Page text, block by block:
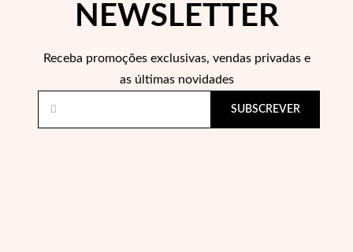
NEWSLETTER
Receba promoções exclusivas, vendas privadas e
as últimas novidades
SUBSCREVER